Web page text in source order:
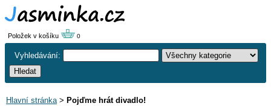
Položek v košíku 0
Vyhledávání:
Hlavní stránka> Pojďme hrát divadlo!